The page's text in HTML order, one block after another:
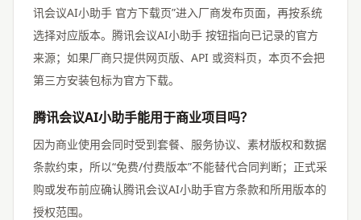
讯会议AI小助手 官方下载页”进入厂商发布页面，再按系统
选择对应版本。腾讯会议AI小助手 按钮指向已记录的官方
来源；如果厂商只提供网页版、API 或资料页，本页不会把
第三方安装包标为官方下载。
腾讯会议AI小助手能用于商业项目吗？
因为商业使用会同时受到套餐、服务协议、素材版权和数据
条款约束，所以“免费/付费版本”不能替代合同判断；正式采
购或发布前应确认腾讯会议AI小助手官方条款和所用版本的
授权范围。